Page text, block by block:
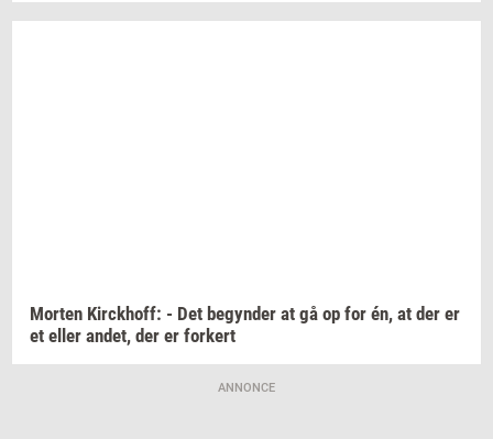
Mor­ten Kirck­hoff: - Det be­gyn­der at gå op for én, at der er
et eller andet, der er for­kert
ANNONCE